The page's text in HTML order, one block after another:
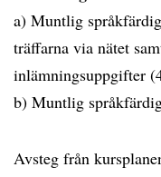
a) Muntlig
träffarna via nätet
inlämningsuppgifter
b) Muntlig
Avsteg från